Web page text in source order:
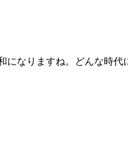
になりますね。どんな時代